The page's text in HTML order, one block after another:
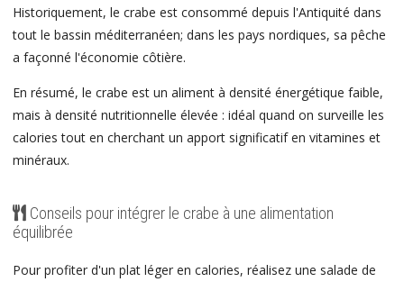
Historiquement, le crabe est consommé depuis l'Antiquité dans
tout le bassin méditerranéen; dans les pays nordiques, sa pêche
a façonné l'économie côtière.
En résumé, le crabe est un aliment à densité énergétique faible,
mais à densité nutritionnelle élevée : idéal quand on surveille les
calories tout en cherchant un apport significatif en vitamines et
minéraux.
Conseils pour intégrer le crabe à une alimentation
équilibrée
Pour profiter d'un plat léger en calories, réalisez une salade de